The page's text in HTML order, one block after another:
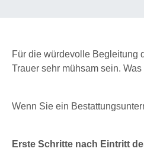
Für die würdevolle Begleitung
Trauer sehr mühsam sein.
Wenn Sie ein
Erste Schritte nach Eintritt